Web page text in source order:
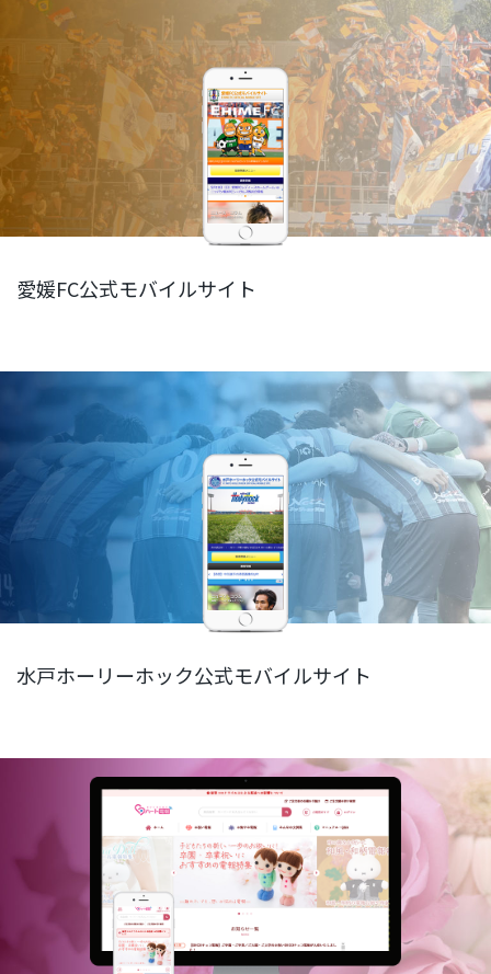
愛媛FC公式モバイルサイト
水戸ホーリーホック公式モバイルサイト